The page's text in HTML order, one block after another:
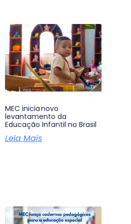
MEC inicia novo
levantamento da
Educação Infantil no Brasil
Leia Mais